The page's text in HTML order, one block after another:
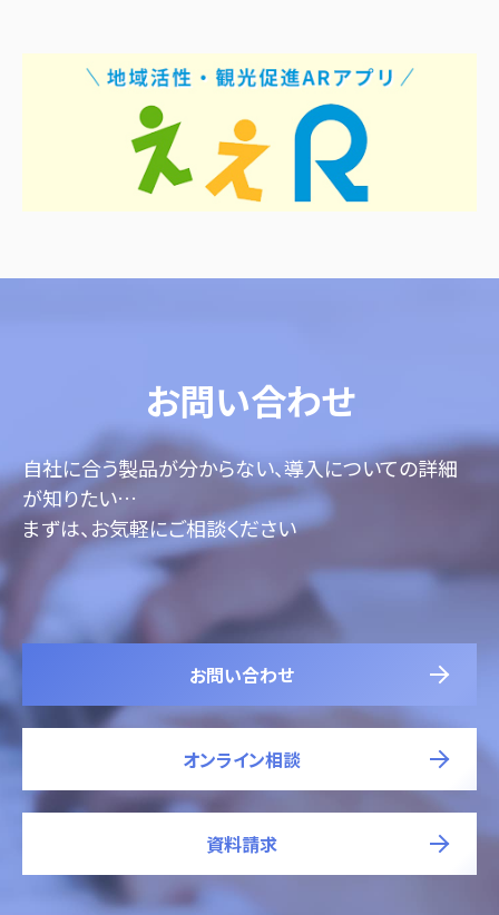
お問い合わせ
自社に合う製品が分からない、導入についての詳細
が知りたい…
まずは、お気軽にご相談ください
お問い合わせ
オンライン相談
資料請求